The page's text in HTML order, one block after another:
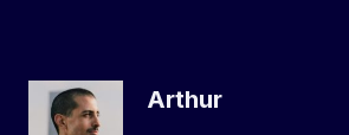
Arthur